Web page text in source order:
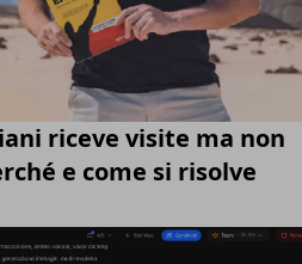
riceve visite ma non
e come si risolve